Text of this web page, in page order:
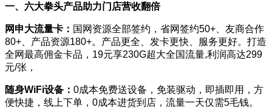
一、六大拳头产品助力门店营收翻倍
网申大流量卡： 国网资源全部签约，省网签约50+、友商合作
80+、产品资源180+。产品更全、发卡更快、服务更好。打造
全网最高佣金卡品，19元享230G超大全国流量,利润高达299
元/张，
随身WiFi设备： 0成本免费送设备，免装驱动，即插即用，方
便快捷，线上下单，0成本进货到店，流量一天仅需5毛钱。